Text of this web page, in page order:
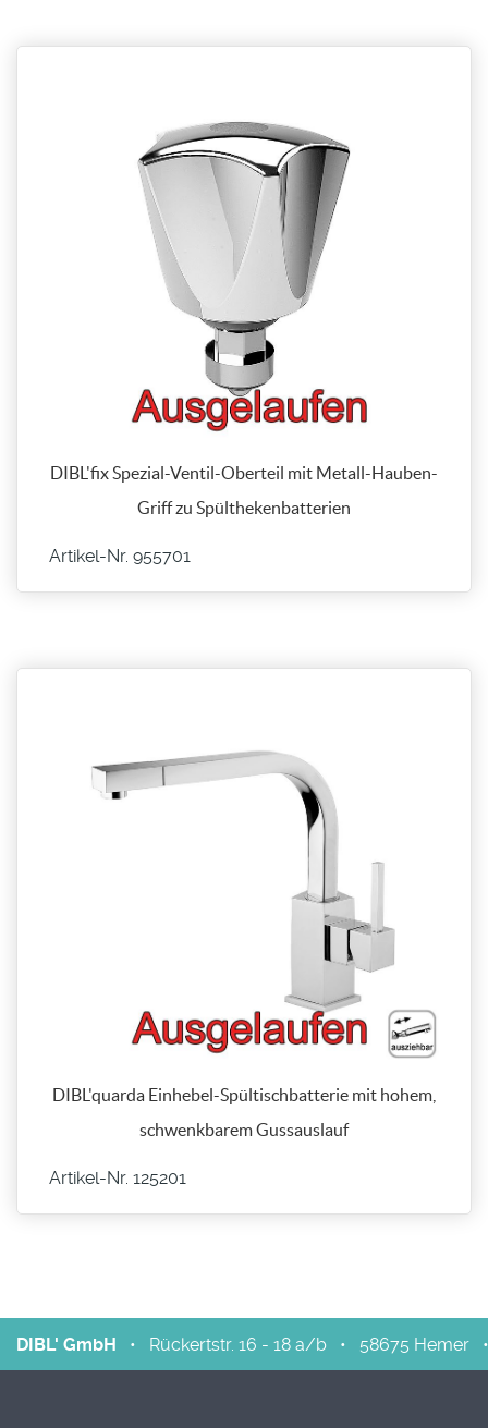
DIBL'fix Spezial-Ventil-Oberteil mit Metall-Hauben-
Griff zu Spülthekenbatterien
Artikel-Nr. 955701
DIBL'quarda Einhebel-Spültischbatterie mit hohem,
schwenkbarem Gussauslauf
Artikel-Nr. 125201
DIBL' GmbH • Rückertstr. 16 - 18 a/b • 58675 Hemer